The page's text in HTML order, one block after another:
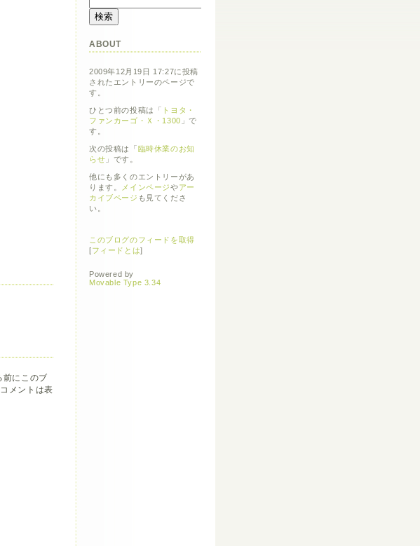
前にこのブ
メントは表
ABOUT
2009年12月19日 17:27に投稿
されたエントリーのページで
す。
ひとつ前の投稿は「 トヨタ・
ファンカーゴ・Ｘ・1300 」で
す。
次の投稿は「臨時休業のお知
らせ 」です。
他にも多くのエントリーがあ
ります。
メインページやアー
カイブページ も見てくださ
い。
このブログのフィードを取得
[フィードとは]
Powered by
Movable Type 3.34